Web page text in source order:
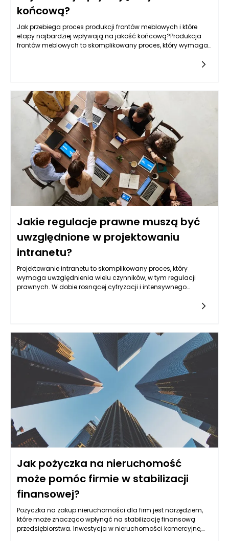
końcową?
Jak przebiega proces produkcji frontów meblowych i które
etapy najbardziej wpływają na jakość końcową?Produkcja
frontów meblowych to skomplikowany proces, który wymaga
Jakie regulacje prawne muszą być
uwzględnione w projektowaniu
intranetu?
Projektowanie intranetu to skomplikowany proces, który
wymaga uwzględnienia wielu czynników, w tym regulacji
prawnych. W dobie rosnącej cyfryzacji i intensywnego
prawne, ale także usprawnić działanie organizacji oraz
zwiększyć zaufanie pracowników. Ważnymi obszarami, które
należy wziąć pod uwagę w kontekście regulacji prawnych, są
ochrona danych osobowych, prawo pracy, prawa autorskie
oraz regulacje dotyczące bezpieczeństwa informacji.
Jak pożyczka na nieruchomość
może pomóc firmie w stabilizacji
finansowej?
Pożyczka na zakup nieruchomości dla firm jest narzędziem,
które może znacząco wpłynąć na stabilizację finansową
przedsiębiorstwa. Inwestycja w nieruchomości komercyjne,